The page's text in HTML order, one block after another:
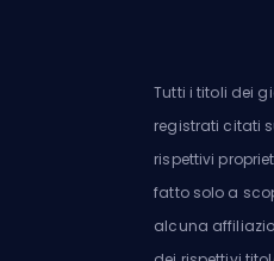
Tutti i titoli dei
registrati citati
rispettivi
fatto solo a
alcuna